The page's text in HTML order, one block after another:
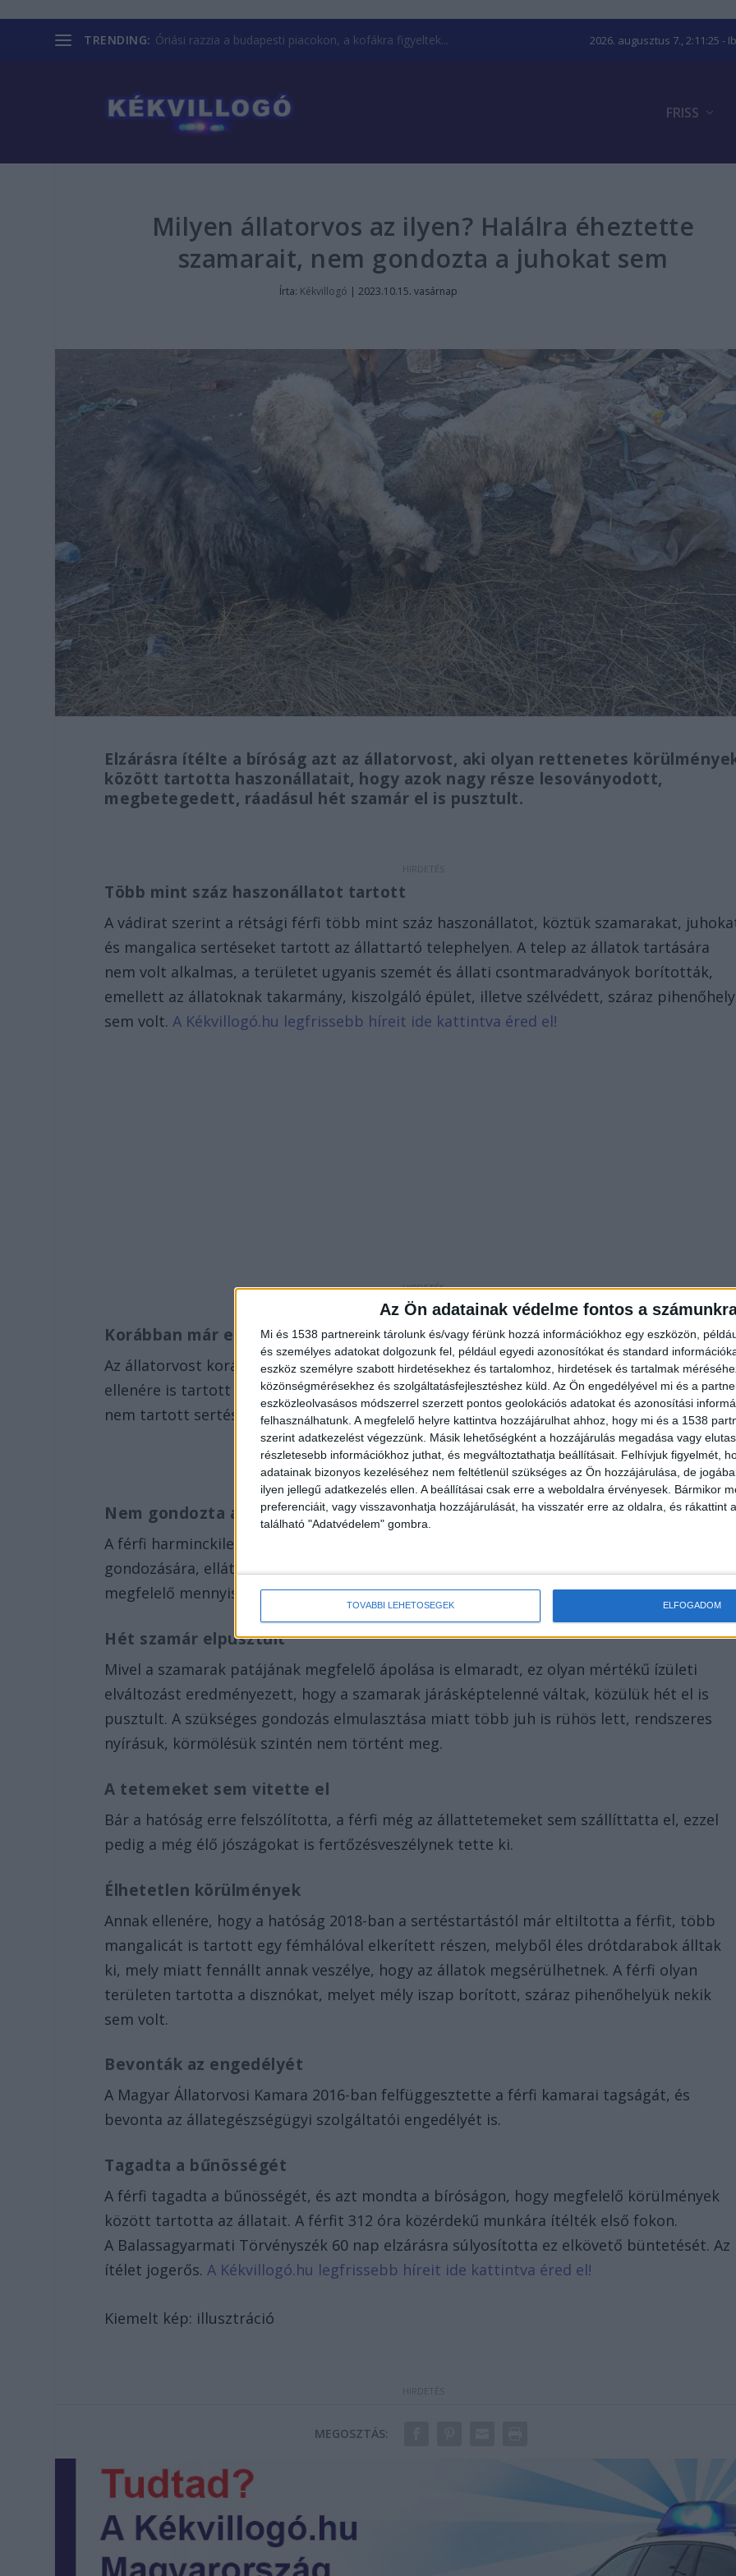
Az Ön adatainak védelme fontos a
Mi és 1538 partnereink tárolunk és/vagy férünk hozzá információkhoz egy eszközön,
és személyes adatokat dolgozunk fel, például egyedi azonosítókat és standard
eszköz személyre szabott hirdetésekhez és tartalomhoz, hirdetések és tartalmak
közönségmérésekhez és szolgáltatásfejlesztéshez küld. Az Ön engedélyével mi és a
eszközleolvasásos módszerrel szerzett pontos geolokációs adatokat és azonosítási
felhasználhatunk. A megfelelő helyre kattintva hozzájárulhat ahhoz, hogy mi és a 1538
szerint adatkezelést végezzünk. Másik lehetőségként a hozzájárulás megadása vagy
részletesebb információkhoz juthat, és megváltoztathatja beállításait. Felhívjuk figyelmét,
adatainak bizonyos kezeléséhez nem feltétlenül szükséges az Ön hozzájárulása, de
ilyen jellegű adatkezelés ellen. A beállításai csak erre a weboldalra érvényesek. Bármikor
preferenciáit, vagy visszavonhatja hozzájárulását, ha visszatér erre az oldalra, és rákattint
található "Adatvédelem" gombra.
TOVÁBBI LEHETŐSÉGEK ELFOGADOM
TRENDING: Óriási razzia a budapesti piacokon, a kofákra figyeltek... 2026. augusztus 7., 2:11:26 -
FRISS
Milyen állatorvos az ilyen? Halálra éheztette
szamarait, nem gondozta a juhokat sem
Írta: Kékvillogó | 2023.10.15. vasárnap
Elzárásra ítélte a bíróság azt az állatorvost, aki olyan rettenetes
között tartotta haszonállatait, hogy azok nagy része lesoványodott,
megbetegedett, ráadásul hét szamár el is pusztult.
Több mint száz haszonállatot tartott
A vádirat szerint a rétsági férfi több mint száz haszonállatot, köztük szamarakat,
és mangalica sertéseket tartott az állattartó telephelyen. A telep az állatok tartására
nem volt alkalmas, a területet ugyanis szemét és állati csontmaradványok borították,
emellett az állatoknak takarmány, kiszolgáló épület, illetve szélvédett, száraz pihenőhely
sem volt.A Kékvillogó.hu legfrissebb híreit ide kattintva éred el!
Korábban már eltiltották
Az állatorvost korábban eltiltották a sertéstartástól hasonló okok miatt, de ennek
ellenére is tartott disznókat a telephelyen. Ezzel kapcsolatban a férfi azt mondta, hogy
nem tartott sertéseket, csak a korábbi állományából jártak vissza enni hozzá az állatok.
Nem gondozta az állatokat
A férfi harminckilenc szamarat és közel ötven, különböző fajtájú juhot tartott, melyek
gondozására, ellátására és állatorvosi vizsgálatára nem fordított kellő figyelmet, de
megfelelő mennyiségű és minőségű takarmányt és vizet sem kaptak az állatok.
Hét szamár elpusztult
Mivel a szamarak patájának megfelelő ápolása is elmaradt, ez olyan mértékű ízületi
elváltozást eredményezett, hogy a szamarak járásképtelenné váltak, közülük hét el is
pusztult. A szükséges gondozás elmulasztása miatt több juh is rühös lett, rendszeres
nyírásuk, körmölésük szintén nem történt meg.
A tetemeket sem vitette el
Bár a hatóság erre felszólította, a férfi még az állattetemeket sem szállíttatta el, ezzel
pedig a még élő jószágokat is fertőzésveszélynek tette ki.
Élhetetlen körülmények
Annak ellenére, hogy a hatóság 2018-ban a sertéstartástól már eltiltotta a férfit, több
mangalicát is tartott egy fémhálóval elkerített részen, melyből éles drótdarabok álltak
ki, mely miatt fennállt annak veszélye, hogy az állatok megsérülhetnek. A férfi olyan
területen tartotta a disznókat, melyet mély iszap borított, száraz pihenőhelyük nekik
sem volt.
Bevonták az engedélyét
A Magyar Állatorvosi Kamara 2016-ban felfüggesztette a férfi kamarai tagságát, és
bevonta az állategészségügyi szolgáltatói engedélyét is.
Tagadta a bűnösségét
A férfi tagadta a bűnösségét, és azt mondta a bíróságon, hogy megfelelő körülmények
között tartotta az állatait. A férfit 312 óra közérdekű munkára ítélték első fokon.
A Balassagyarmati Törvényszék 60 nap elzárásra súlyosította ez elkövető büntetését. Az
ítélet jogerős.A Kékvillogó.hu legfrissebb híreit ide kattintva éred el!
Kiemelt kép: illusztráció
MEGOSZTÁS: